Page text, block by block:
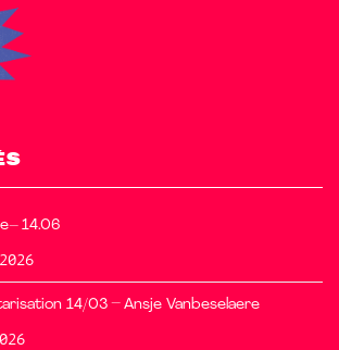
14.06
14/03 – Ansje Vanbeselaere